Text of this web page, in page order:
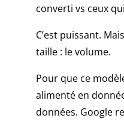
converti vs ceux
C’est puissant.
taille : le volume.
Pour que ce
alimenté en
données. Google